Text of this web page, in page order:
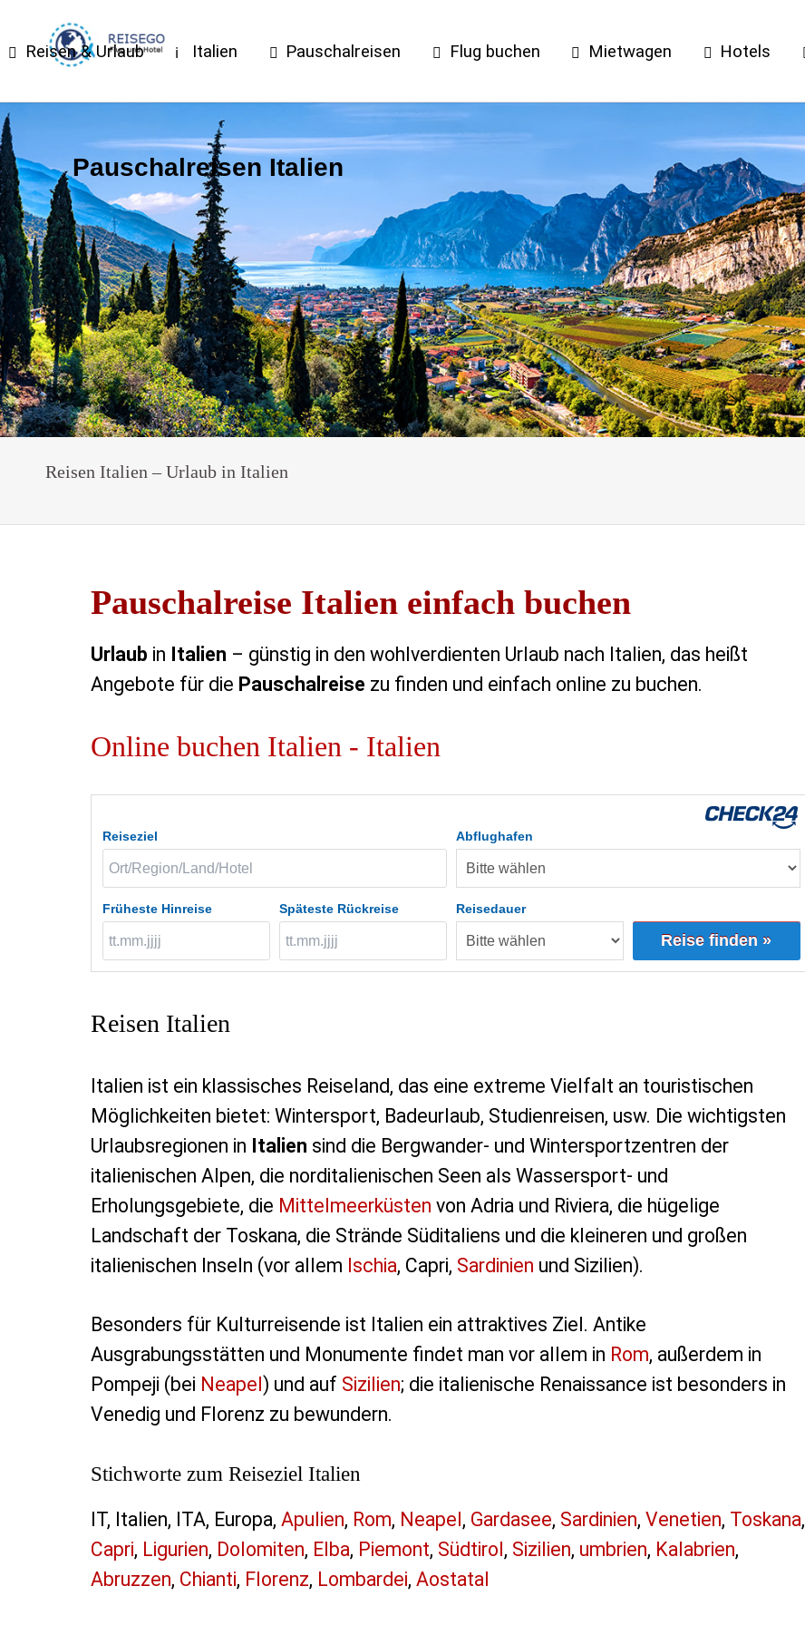
Reisen & Urlaub Italien Pauschalreisen Flug buchen Mietwagen Hotels
Pauschalreisen Italien
Reisen Italien – Urlaub in Italien
Pauschalreise Italien einfach buchen
Urlaub in Italien – günstig in den wohlverdienten Urlaub nach Italien, das heißt
Angebote für die Pauschalreise zu finden und einfach online zu buchen.
Online buchen Italien - Italien
Reiseziel Abflughafen
Früheste Hinreise Späteste Rückreise Reisedauer
Reise finden »
Reisen Italien
Italien ist ein klassisches Reiseland, das eine extreme Vielfalt an touristischen
Möglichkeiten bietet: Wintersport, Badeurlaub, Studienreisen, usw. Die wichtigsten
Urlaubsregionen in Italien sind die Bergwander- und Wintersportzentren der
italienischen Alpen, die norditalienischen Seen als Wassersport- und
Erholungsgebiete, die Mittelmeerküsten von Adria und Riviera, die hügelige
Landschaft der Toskana, die Strände Süditaliens und die kleineren und großen
italienischen Inseln (vor allem Ischia, Capri, Sardinien und Sizilien).
Besonders für Kulturreisende ist Italien ein attraktives Ziel. Antike
Ausgrabungsstätten und Monumente findet man vor allem in Rom, außerdem in
Pompeji (bei Neapel) und auf Sizilien; die italienische Renaissance ist besonders in
Venedig und Florenz zu bewundern.
Stichworte zum Reiseziel Italien
IT, Italien, ITA, Europa, Apulien, Rom, Neapel, Gardasee, Sardinien, Venetien, Toskana,
Capri, Ligurien, Dolomiten, Elba, Piemont, Südtirol, Sizilien, umbrien, Kalabrien,
Abruzzen, Chianti, Florenz, Lombardei, Aostatal